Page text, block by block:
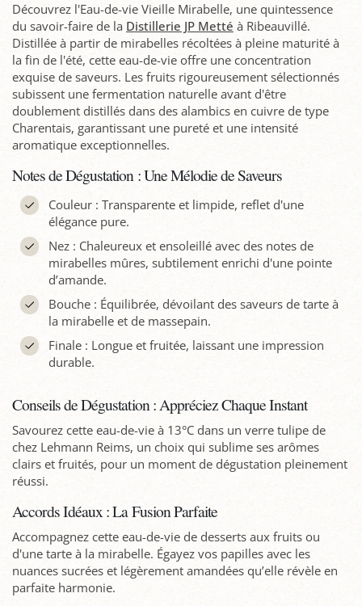
Découvrez l'Eau-de-vie Vieille Mirabelle, une quintessence
du savoir-faire de la Distillerie JP Metté à Ribeauvillé.
Distillée à partir de mirabelles récoltées à pleine maturité à
la fin de l'été, cette eau-de-vie offre une concentration
exquise de saveurs. Les fruits rigoureusement sélectionnés
subissent une fermentation naturelle avant d'être
doublement distillés dans des alambics en cuivre de type
Charentais, garantissant une pureté et une intensité
aromatique exceptionnelles.
Notes de Dégustation : Une Mélodie de Saveurs
Couleur : Transparente et limpide, reflet d'une
élégance pure.
Nez : Chaleureux et ensoleillé avec des notes de
mirabelles mûres, subtilement enrichi d'une pointe
d’amande.
Bouche : Équilibrée, dévoilant des saveurs de tarte à
la mirabelle et de massepain.
Finale : Longue et fruitée, laissant une impression
durable.
Conseils de Dégustation : Appréciez Chaque Instant
Savourez cette eau-de-vie à 13°C dans un verre tulipe de
chez Lehmann Reims, un choix qui sublime ses arômes
clairs et fruités, pour un moment de dégustation pleinement
réussi.
Accords Idéaux : La Fusion Parfaite
Accompagnez cette eau-de-vie de desserts aux fruits ou
d'une tarte à la mirabelle. Égayez vos papilles avec les
nuances sucrées et légèrement amandées qu’elle révèle en
parfaite harmonie.